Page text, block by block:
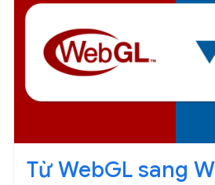
Từ WebGL sang